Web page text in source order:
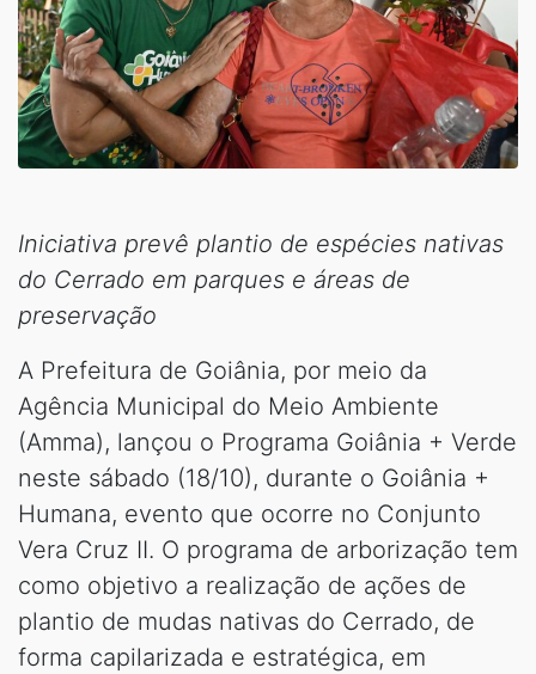
Iniciativa prevê plantio de espécies nativas
do Cerrado em parques e áreas de
preservação
A Prefeitura de Goiânia, por meio da
Agência Municipal do Meio Ambiente
(Amma), lançou o Programa Goiânia + Verde
neste sábado (18/10), durante o Goiânia +
Humana, evento que ocorre no Conjunto
Vera Cruz II. O programa de arborização tem
como objetivo a realização de ações de
plantio de mudas nativas do Cerrado, de
forma capilarizada e estratégica, em